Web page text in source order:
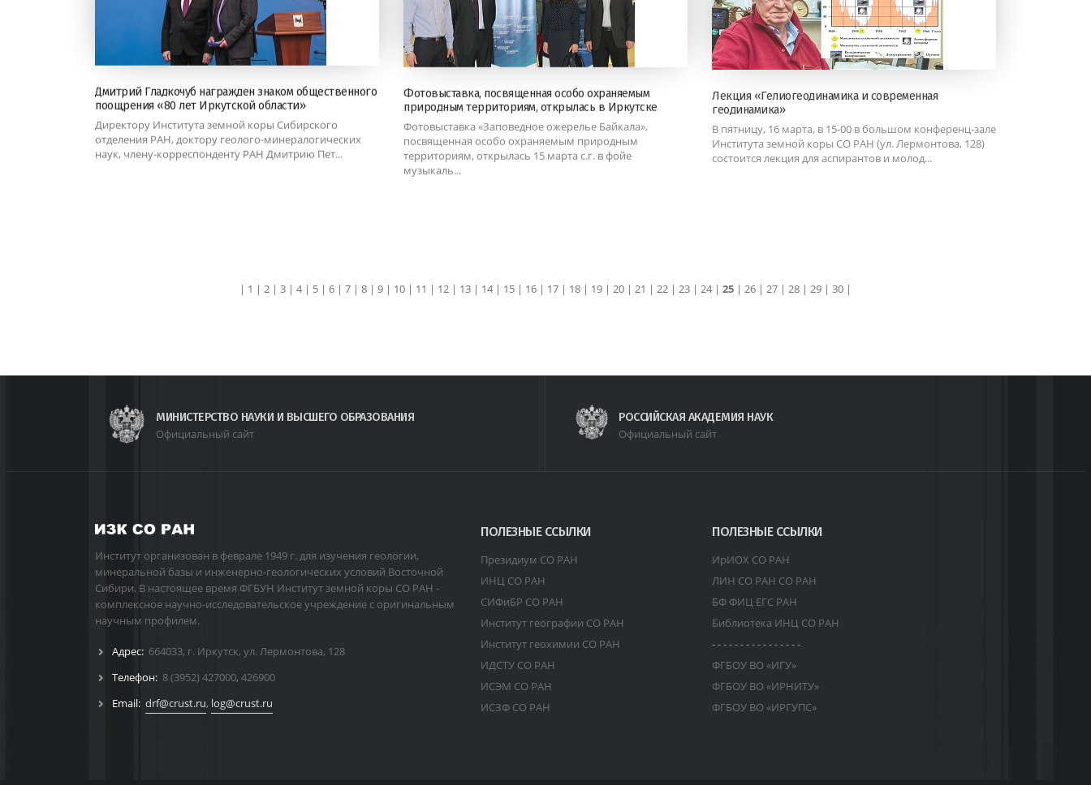
Дмитрий Гладкочуб награжден знаком общественного
поощрения «80 лет Иркутской области»
Директору Института земной коры Сибирского
отделения РАН, доктору геолого-минералогических
наук, члену-корреспонденту РАН Дмитрию Пет...
Фотовыставка, посвященная особо охраняемым
природным территориям, открылась в Иркутске
Фотовыставка «Заповедное ожерелье Байкала»,
посвященная особо охраняемым природным
территориям, открылась 15 марта с.г. в фойе
музыкаль...
Лекция «Гелиогеодинамика и современная
геодинамика»
В пятницу, 16 марта, в 15-00 в большом конференц-зале
Института земной коры СО РАН (ул. Лермонтова, 128)
состоится лекция для аспирантов и молод...
| 1 | 2 | 3 | 4 | 5 | 6 | 7 | 8 | 9 | 10 | 11 | 12 | 13 | 14 | 15 | 16 | 17 | 18 | 19 | 20 | 21 | 22 | 23 | 24 | 25 | 26 | 27 | 28 | 29 | 30 |
МИНИСТЕРСТВО НАУКИ И ВЫСШЕГО ОБРАЗОВАНИЯ
Официальный сайт
РОССИЙСКАЯ АКАДЕМИЯ НАУК
Официальный сайт
Институт организован в феврале 1949 г. для изучения геологии,
минеральной базы и инженерно-геологических условий Восточной
Сибири. В настоящее время ФГБУН Институт земной коры СО РАН -
комплексное научно-исследовательское учреждение с оригинальным
научным профилем.
Адрес: 664033, г. Иркутск, ул. Лермонтова, 128
Телефон: 8 (3952) 427000, 426900
Email: drf@crust.ru, log@crust.ru
ПОЛЕЗНЫЕ ССЫЛКИ
Президиум СО РАН
ИНЦ СО РАН
СИФиБР СО РАН
Институт географии СО РАН
Институт геохимии СО РАН
ИДСТУ СО РАН
ИСЭМ СО РАН
ИСЗФ СО РАН
ПОЛЕЗНЫЕ ССЫЛКИ
ИрИОХ СО РАН
ЛИН СО РАН СО РАН
БФ ФИЦ ЕГС РАН
Библиотека ИНЦ СО РАН
- - - - - - - - - - - - - - - -
ФГБОУ ВО «ИГУ»
ФГБОУ ВО «ИРНИТУ»
ФГБОУ ВО «ИРГУПС»